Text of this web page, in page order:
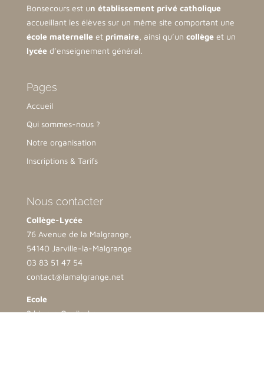
Bonsecours est un établissement privé catholique
accueillant les élèves sur un même site comportant une
école maternelleet primaire, ainsi qu’un collègeet un
lycéed’enseignement général.
Pages
Accueil
Qui sommes-nous ?
Notre organisation
Inscriptions & Tarifs
Nous contacter
Collège-Lycée
76 Avenue de la Malgrange,
54140 Jarville-la-Malgrange
03 83 51 47 54
contact@lamalgrange.net
Ecole
2 bis rue Opalinska